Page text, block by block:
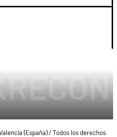
(España) / Todos los derechos